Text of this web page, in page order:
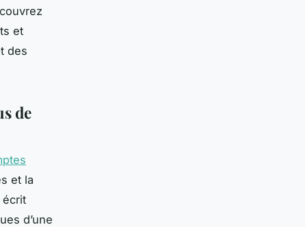
et
des
de
et la
écrit
d’une